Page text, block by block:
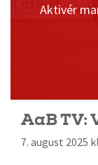
Aktivér
AaB TV:
7. august 2025